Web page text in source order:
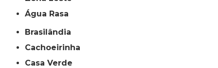
Água Rasa
Brasilândia
Cachoeirinha
Casa Verde